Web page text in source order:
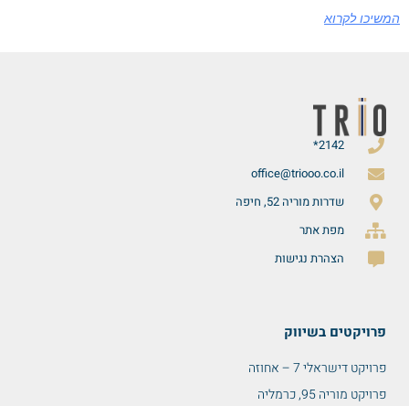
המשיכו לקרוא
2142*
office@triooo.co.il
שדרות מוריה 52, חיפה
מפת אתר
הצהרת נגישות
פרויקטים בשיווק
פרויקט דישראלי 7 – אחוזה
פרויקט מוריה 95, כרמליה